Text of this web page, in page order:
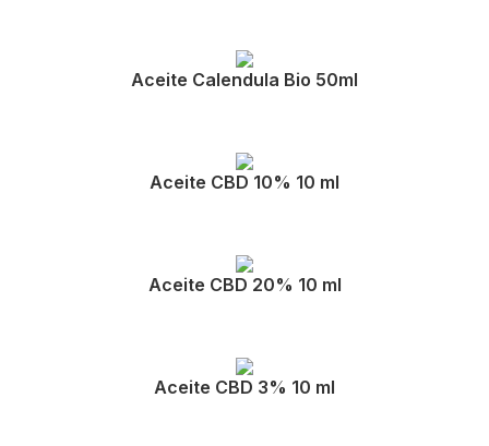
Aceite Calendula Bio 50ml
Aceite CBD 10% 10 ml
Aceite CBD 20% 10 ml
Aceite CBD 3% 10 ml